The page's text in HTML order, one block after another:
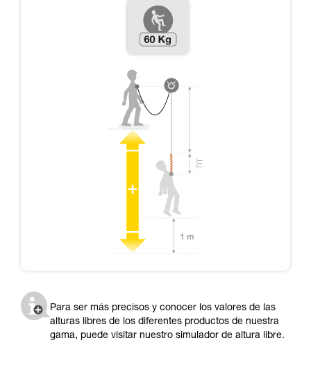
Para ser más precisos y conocer los valores de las
alturas libres de los diferentes productos de nuestra
gama, puede visitar nuestro simulador de altura libre.